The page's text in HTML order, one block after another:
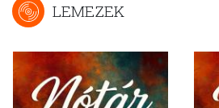
LEMEZEK